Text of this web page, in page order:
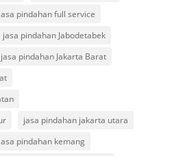
jasa pindahan full service
jasa pindahan Jabodetabek
jasa pindahan Jakarta Barat
jasa pindahan jakarta utara
jasa pindahan kemang